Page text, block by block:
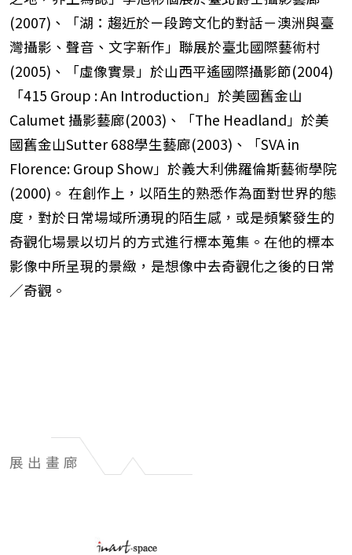
(2007)、「湖：趨近於ㄧ段跨文化的對話－澳洲與臺
灣攝影、聲音、文字新作」聯展於臺北國際藝術村
(2005)、「虛像實景」於山西平遙國際攝影節(2004)
「415 Group : An Introduction」於美國舊金山
Calumet 攝影藝廊(2003)、「The Headland」於美
國舊金山Sutter 688學生藝廊(2003)、「SVA in
Florence: Group Show」於義大利佛羅倫斯藝術學院
(2000)。 在創作上，以陌生的熟悉作為面對世界的態
度，對於日常場域所湧現的陌生感，或是頻繁發生的
奇觀化場景以切片的方式進行標本蒐集。在他的標本
影像中所呈現的景緻，是想像中去奇觀化之後的日常
／奇觀。
展出畫廊